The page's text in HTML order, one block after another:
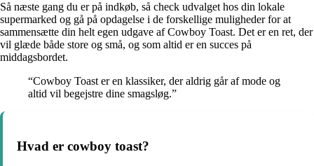
Så næste gang du er på indkøb, så check udvalget hos din lokale
supermarked og gå på opdagelse i de forskellige muligheder for at
sammensætte din helt egen udgave af Cowboy Toast. Det er en ret, der
vil glæde både store og små, og som altid er en succes på
middagsbordet.
“Cowboy Toast er en klassiker, der aldrig går af mode og
altid vil begejstre dine smagsløg.”
Hvad er cowboy toast?